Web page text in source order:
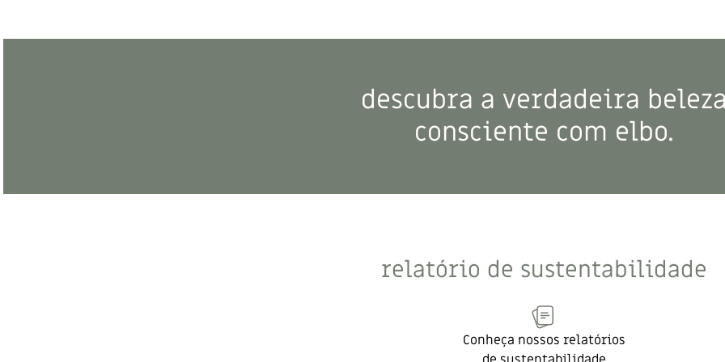
descubra a verdadeira
consciente com elbo.
relatório de sustentabilidade
Conheça nossos relatórios